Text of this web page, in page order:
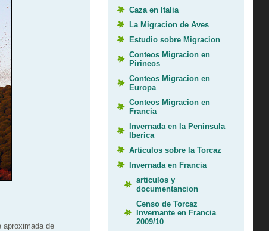
aproximada de
Caza en Italia
La Migracion de Aves
Estudio sobre Migracion
Conteos Migracion en
Pirineos
Conteos Migracion en
Europa
Conteos Migracion en
Francia
Invernada en la Peninsula
Iberica
Articulos sobre la Torcaz
Invernada en Francia
articulos y
documentancion
Censo de Torcaz
Invernante en Francia
2009/10